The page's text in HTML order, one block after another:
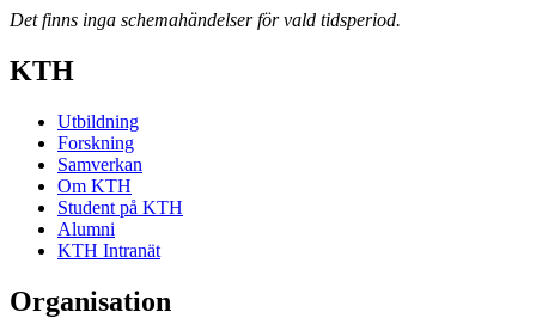
Det finns inga schemahändelser för vald tidsperiod.
KTH
Utbildning
Forskning
Samverkan
Om KTH
Student på KTH
Alumni
KTH Intranät
Organisation